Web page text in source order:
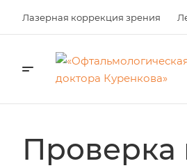
Лазерная коррекция зрения